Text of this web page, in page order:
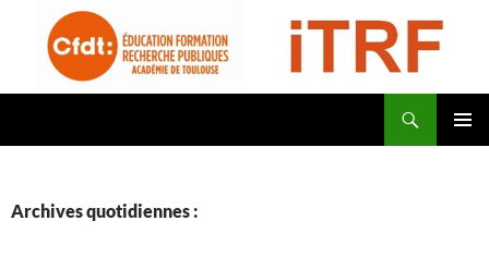
contenu
CFDT Education Formation Recherche Publiques Académie de Toulouse – ITRF
Archives quotidiennes :